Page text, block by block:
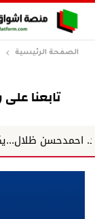
الصفحة الرئيسية
ظلال...يكتب